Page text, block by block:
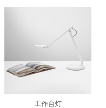
工作台灯